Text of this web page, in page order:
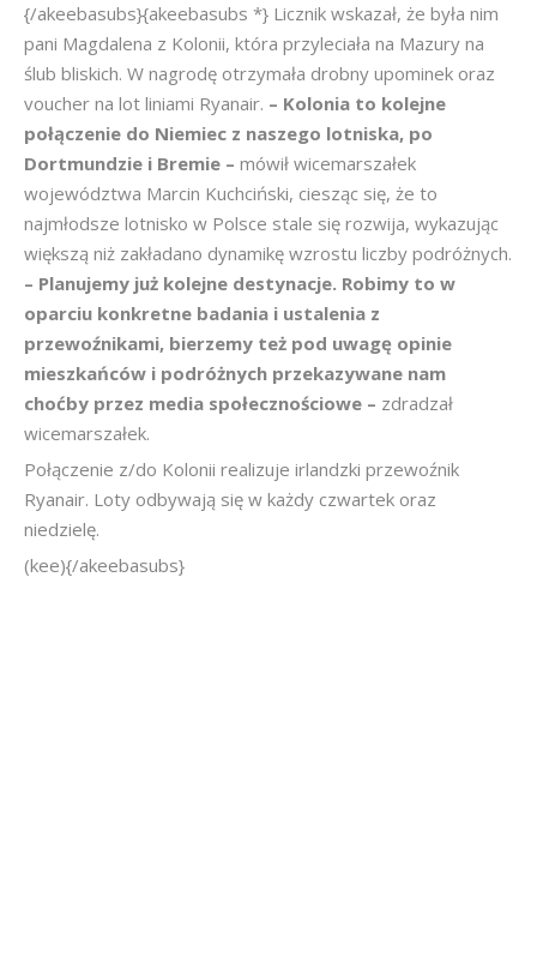
{/akeebasubs}{akeebasubs *} Licznik wskazał, że była nim
pani Magdalena z Kolonii, która przyleciała na Mazury na
ślub bliskich. W nagrodę otrzymała drobny upominek oraz
voucher na lot liniami Ryanair. – Kolonia to kolejne
połączenie do Niemiec z naszego lotniska, po
Dortmundzie i Bremie – mówił wicemarszałek
województwa Marcin Kuchciński, ciesząc się, że to
najmłodsze lotnisko w Polsce stale się rozwija, wykazując
większą niż zakładano dynamikę wzrostu liczby podróżnych.
– Planujemy już kolejne destynacje. Robimy to w
oparciu konkretne badania i ustalenia z
przewoźnikami, bierzemy też pod uwagę opinie
mieszkańców i podróżnych przekazywane nam
choćby przez media społecznościowe – zdradzał
wicemarszałek.
Połączenie z/do Kolonii realizuje irlandzki przewoźnik
Ryanair. Loty odbywają się w każdy czwartek oraz
niedzielę.
(kee){/akeebasubs}